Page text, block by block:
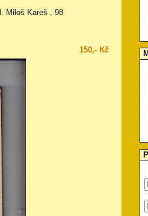
Miloš Kareš , 98
150,- Kč